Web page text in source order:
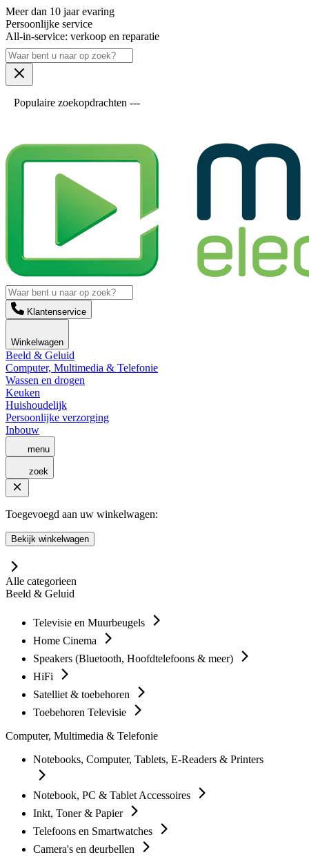
Meer dan 10 jaar evaring
Persoonlijke service
All-in-service: verkoop en reparatie
Populaire zoekopdrachten ---
Klantenservice
Winkelwagen
Beeld & Geluid
Computer, Multimedia & Telefonie
Wassen en drogen
Keuken
Huishoudelijk
Persoonlijke verzorging
Inbouw
menu
zoek
Toegevoegd aan uw winkelwagen:
Bekijk winkelwagen
Alle categorieen
Beeld & Geluid
Televisie en Muurbeugels
Home Cinema
Speakers (Bluetooth, Hoofdtelefoons & meer)
HiFi
Satelliet & toebehoren
Toebehoren Televisie
Computer, Multimedia & Telefonie
Notebooks, Computer, Tablets, E-Readers & Printers
Notebook, PC & Tablet Accessoires
Inkt, Toner & Papier
Telefoons en Smartwatches
Camera's en deurbellen